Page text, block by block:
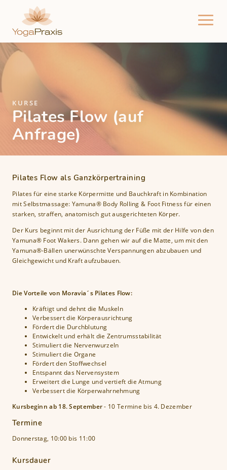
p
t
n
a
i
t
i
n
KURSE
Pilates Flow (auf
Anfrage)
Pilates Flow als Ganzkörpertraining
Pilates für eine starke Körpermitte und Bauchkraft in Kombination
mit Selbstmassage: Yamuna® Body Rolling & Foot Fitness für einen
starken, straffen, anatomisch gut ausgerichteten Körper.
Der Kurs beginnt mit der Ausrichtung der Füße mit der Hilfe von den
Yamuna® Foot Wakers. Dann gehen wir auf die Matte, um mit den
Yamuna®-Bällen unerwünschte Verspannungen abzubauen und
Gleichgewicht und Kraft aufzubauen.
Die Vorteile von Moravia´s Pilates Flow:
Kräftigt und dehnt die Muskeln
Verbessert die Körperausrichtung
Fördert die Durchblutung
Entwickelt und erhält die Zentrumsstabilität
Stimuliert die Nervenwurzeln
Stimuliert die Organe
Fördert den Stoffwechsel
Entspannt das Nervensystem
Erweitert die Lunge und vertieft die Atmung
Verbessert die Körperwahrnehmung
Kursbeginn ab 18. September- 10 Termine bis 4. Dezember
Termine
Donnerstag, 10:00 bis 11:00
Kursdauer